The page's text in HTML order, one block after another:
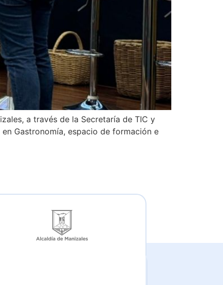
a través de la Secretaría de TIC y
Gastronomía, espacio de formación e